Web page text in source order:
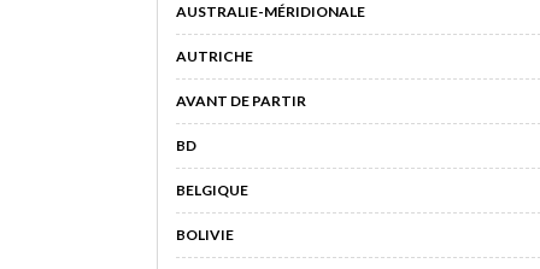
AUSTRALIE-MÉRIDIONALE
AUTRICHE
AVANT DE PARTIR
BD
BELGIQUE
BOLIVIE